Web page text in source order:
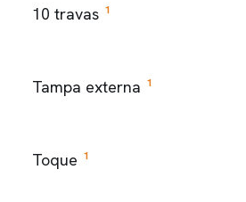
10 travas 1
Tampa externa 1
Toque 1